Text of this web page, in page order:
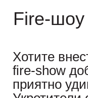
Fire-шоу
Хотите
fire-show
приятно